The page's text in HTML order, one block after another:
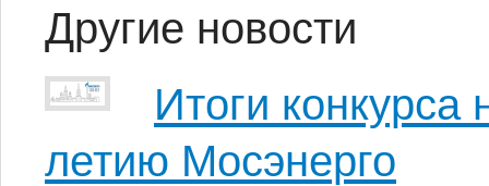
Другие новости
Итоги конкурса
летию Мосэнерго